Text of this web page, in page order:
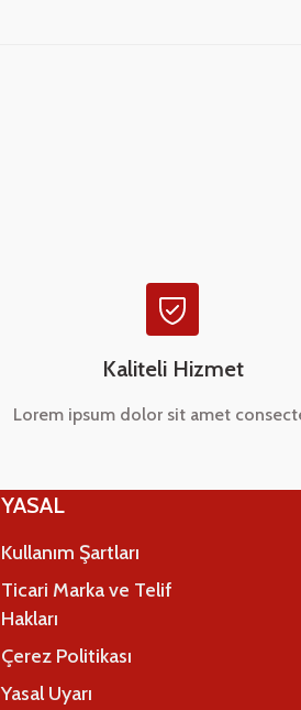
Kaliteli Hizmet
Lorem ipsum dolor sit amet
YASAL
Kullanım Şartları
Ticari Marka ve Telif
Hakları
Çerez Politikası
Yasal Uyarı